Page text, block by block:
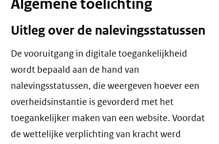
Algemene toelichting
Uitleg over de nalevingsstatussen
De vooruitgang in digitale toegankelijkheid
wordt bepaald aan de hand van
nalevingsstatussen, die weergeven hoever een
overheidsinstantie is gevorderd met het
toegankelijker maken van een website. Voordat
de wettelijke verplichting van kracht werd